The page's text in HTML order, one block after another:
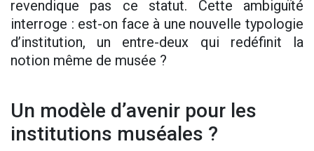
revendique pas ce statut. Cette ambiguïté
interroge : est-on face à une nouvelle typologie
d’institution, un entre-deux qui redéfinit la
notion même de musée ?
Un modèle d’avenir pour les
institutions muséales ?